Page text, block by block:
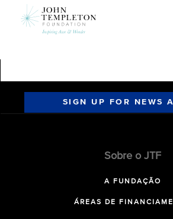
SIGN UP FOR NEWS
Sobre o JTF
A FUNDAÇÃO
ÁREAS DE